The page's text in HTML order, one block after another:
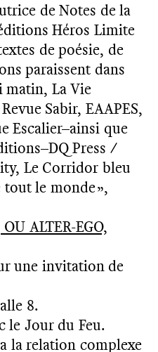
de Notes de la
Héros Limite
de poésie, de
paraissent dans
matin, La Vie
Sabir, EAAPES,
Escalier–ainsi que
Press /
Le Corridor bleu
le monde »,
ALTER-EGO,
une invitation de
8.
le Jour du Feu.
la relation complexe